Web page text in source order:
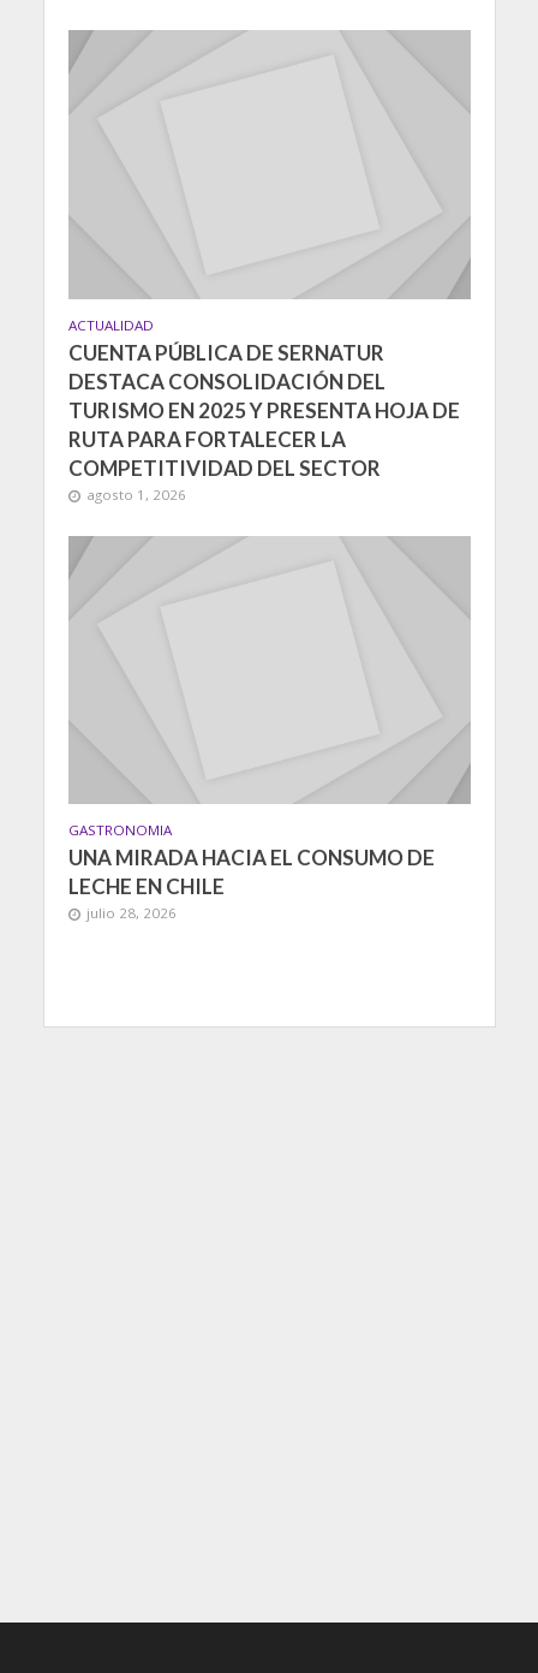
ACTUALIDAD
CUENTA PÚBLICA DE SERNATUR
DESTACA CONSOLIDACIÓN DEL
TURISMO EN 2025 Y PRESENTA HOJA DE
RUTA PARA FORTALECER LA
COMPETITIVIDAD DEL SECTOR
agosto 1, 2026
GASTRONOMIA
UNA MIRADA HACIA EL CONSUMO DE
LECHE EN CHILE
julio 28, 2026